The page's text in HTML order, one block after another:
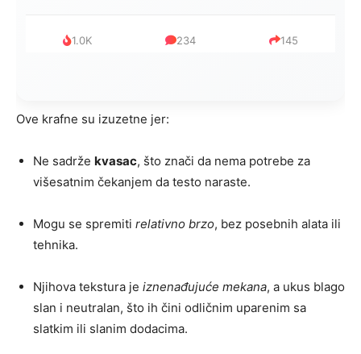
1.0K 234 145
Ove krafne su izuzetne jer:
Ne sadrže kvasac, što znači da nema potrebe za
višesatnim čekanjem da testo naraste.
Mogu se spremiti relativno brzo, bez posebnih alata ili
tehnika.
Njihova tekstura je iznenađujuće mekana, a ukus blago
slan i neutralan, što ih čini odličnim uparenim sa
slatkim ili slanim dodacima.